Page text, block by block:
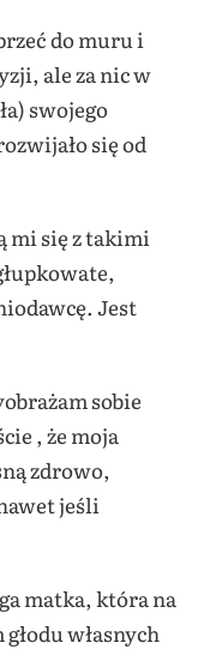
do muru i
ale za nic w
swojego
się od
mi się z takimi
Jest
sobie
, że moja
zdrowo,
jeśli
matka, która na
własnych